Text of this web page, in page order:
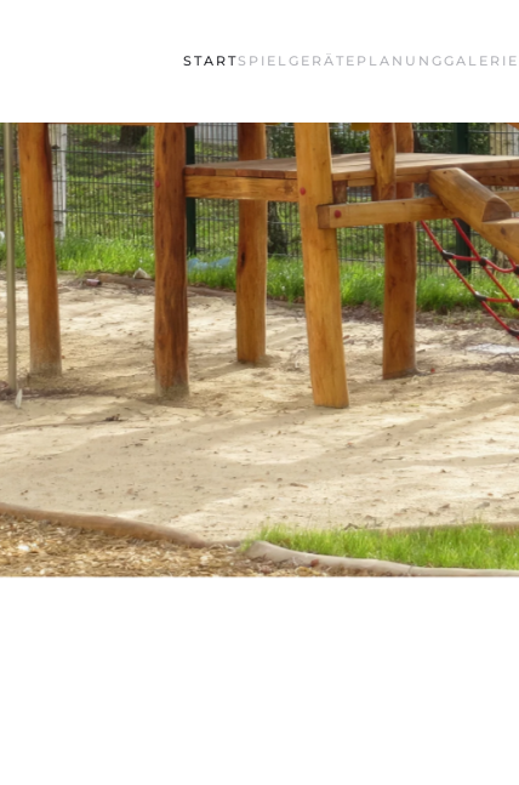
STARTSPIELGERÄTE PLANUNGGALERIE